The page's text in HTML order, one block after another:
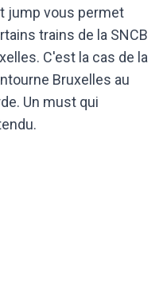
jump vous permet
trains de la SNCB
C'est la cas de la
Bruxelles au
Un must qui